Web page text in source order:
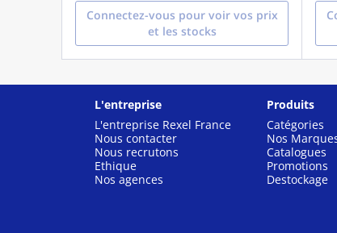
Connectez-vous pour voir vos prix
et les stocks
L'entreprise
L'entreprise Rexel France
Nous contacter
Nous recrutons
Ethique
Nos agences
Produits
Catégories
Nos
Catalogues
Promotions
Destockage